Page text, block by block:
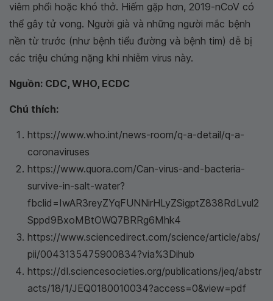
viêm phổi hoặc khó thở. Hiếm gặp hơn, 2019-nCoV có
thể gây tử vong. Người già và những người mắc bệnh
nền từ trước (như bệnh tiểu đường và bệnh tim) dễ bị
các triệu chứng nặng khi nhiễm virus này.
Nguồn: CDC, WHO, ECDC
Chú thích:
https://www.who.int/news-room/q-a-detail/q-a-
coronaviruses
https://www.quora.com/Can-virus-and-bacteria-
survive-in-salt-water?
fbclid=IwAR3reyZYqFUNNirHLyZSigptZ838RdLvul2
Sppd9BxoMBtOWQ7BRRg6Mhk4
https://www.sciencedirect.com/science/article/abs/
pii/0043135475900834?via%3Dihub
https://dl.sciencesocieties.org/publications/jeq/abstr
acts/18/1/JEQ0180010034?access=0&view=pdf